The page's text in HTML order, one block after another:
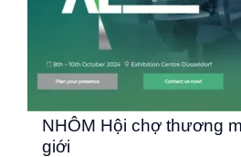
NHÔM Hội chợ thương
giới